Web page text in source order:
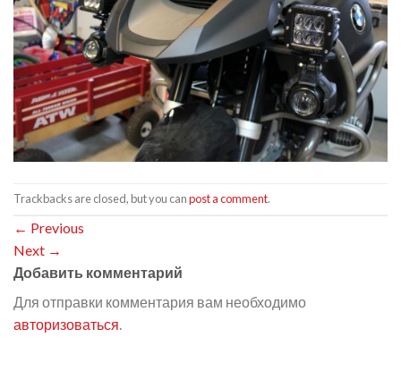
Trackbacks are closed, but you canpost a comment.
← Previous
Next →
Добавить комментарий
Для отправки комментария вам необходимо
авторизоваться.